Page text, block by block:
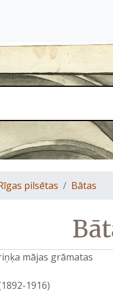
pilsētas Bātas
mājas grāmatas
1916)